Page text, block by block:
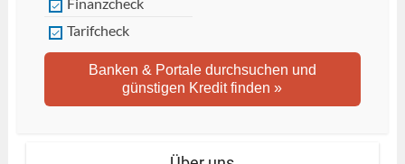
Finanzcheck
Tarifcheck
Banken & Portale durchsuchen und
günstigen Kredit finden »